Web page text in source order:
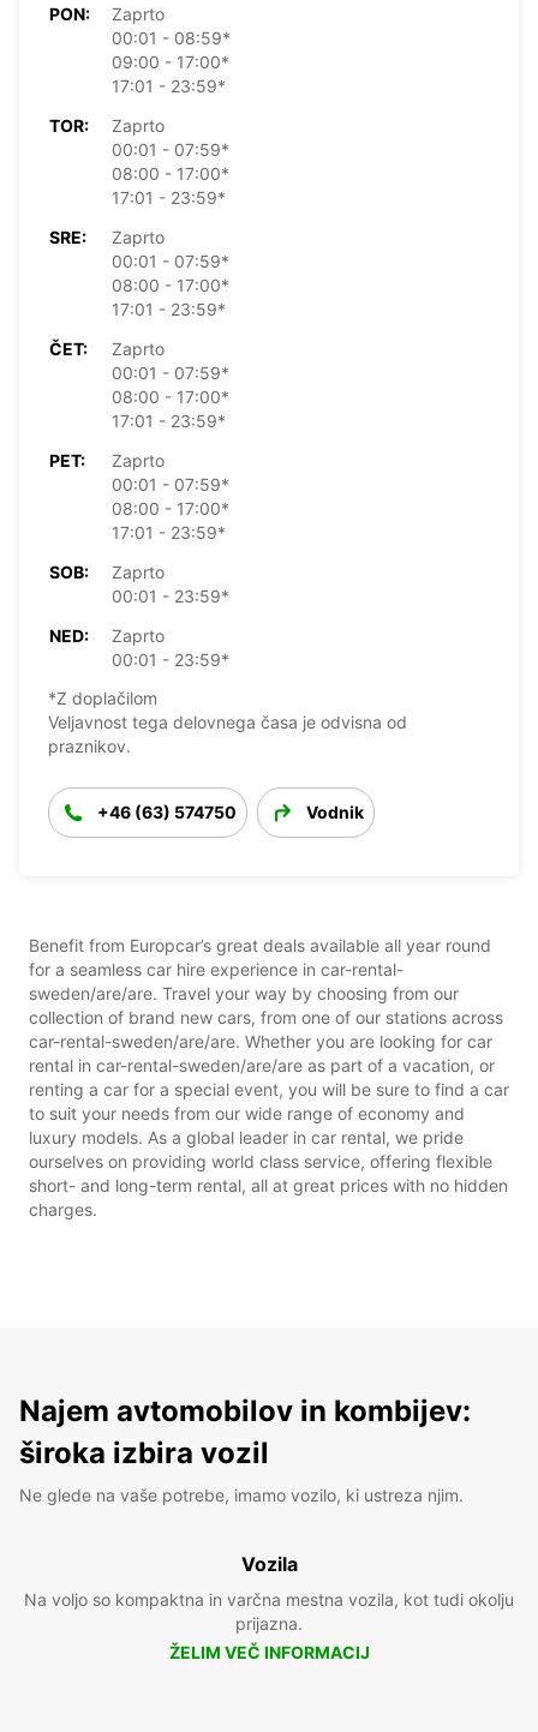
PON:
Zaprto
00:01 - 08:59*
09:00 - 17:00*
17:01 - 23:59*
TOR:
Zaprto
00:01 - 07:59*
08:00 - 17:00*
17:01 - 23:59*
SRE:
Zaprto
00:01 - 07:59*
08:00 - 17:00*
17:01 - 23:59*
ČET:
Zaprto
00:01 - 07:59*
08:00 - 17:00*
17:01 - 23:59*
PET:
Zaprto
00:01 - 07:59*
08:00 - 17:00*
17:01 - 23:59*
SOB:
Zaprto
00:01 - 23:59*
NED:
Zaprto
00:01 - 23:59*
*Z doplačilom
Veljavnost tega delovnega časa je odvisna od
praznikov.
+46 (63) 574750 Vodnik
Benefit from Europcar’s great deals available all year round
for a seamless car hire experience in car-rental-
sweden/are/are. Travel your way by choosing from our
collection of brand new cars, from one of our stations across
car-rental-sweden/are/are. Whether you are looking for car
rental in car-rental-sweden/are/are as part of a vacation, or
renting a car for a special event, you will be sure to find a car
to suit your needs from our wide range of economy and
luxury models. As a global leader in car rental, we pride
ourselves on providing world class service, offering flexible
short- and long-term rental, all at great prices with no hidden
charges.
Najem avtomobilov in kombijev:
široka izbira vozil
Ne glede na vaše potrebe, imamo vozilo, ki ustreza njim.
Vozila
Na voljo so kompaktna in varčna mestna vozila, kot tudi okolju
prijazna.
ŽELIM VEČ INFORMACIJ